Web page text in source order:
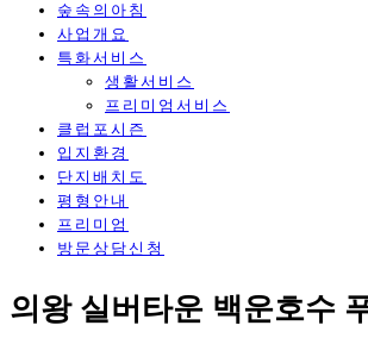
숲속의아침
사업개요
특화서비스
생활서비스
프리미엄서비스
클럽포시즌
입지환경
단지배치도
평형안내
프리미엄
방문상담신청
의왕 실버타운 백운호수